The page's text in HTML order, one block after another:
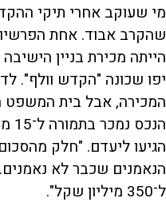
מי שעוקב אחרי תיקי
שהקרב אבוד. אחת
הייתה מכירת בניין
יפו שכונה "הקדש וולף".
המכירה, אבל בית המשפט
הגיעו ליעדם. "חלק
הנאמנים שכבר לא
ל־350 מיליון שקל".